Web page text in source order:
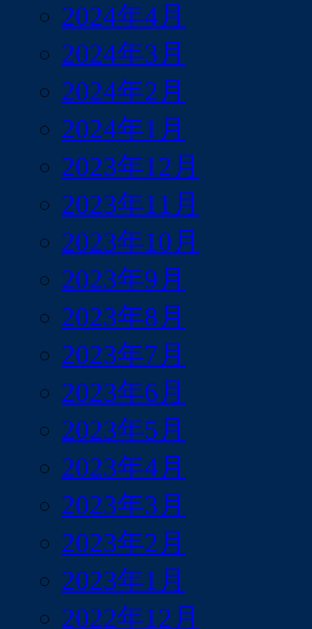
2024年4月
2024年3月
2024年2月
2024年1月
2023年12月
2023年11月
2023年10月
2023年9月
2023年8月
2023年7月
2023年6月
2023年5月
2023年4月
2023年3月
2023年2月
2023年1月
2022年12月